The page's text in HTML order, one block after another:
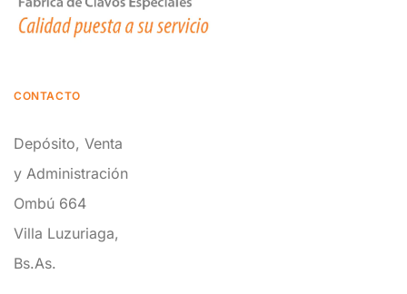
CONTACTO
Depósito, Venta
y Administración
Ombú 664
Villa Luzuriaga,
Bs.As.